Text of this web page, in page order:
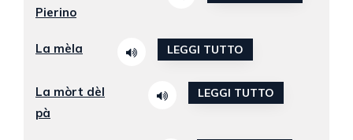
Pierino
La mèla LEGGI TUTTO
La mòrt dèl
pà
LEGGI TUTTO